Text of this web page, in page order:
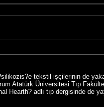
tekstil işçilerinin de
Atatürk Üniversitesi Tıp
Hearth? adlı tıp dergisinde de